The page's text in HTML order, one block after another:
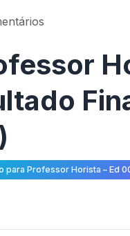
para Professor Horista – Ed